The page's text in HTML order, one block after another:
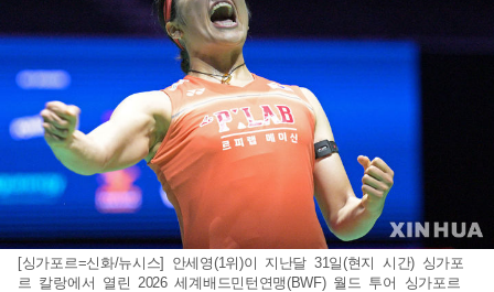
[싱가포르=신화/뉴시스] 안세영(1위)이 지난달 31일(현지 시간) 싱가포
르 칼랑에서 열린 2026 세계배드민턴연맹(BWF) 월드 투어 싱가포르